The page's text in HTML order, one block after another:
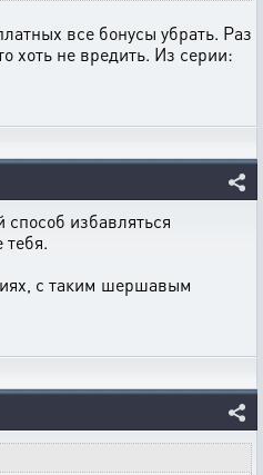
все бонусы убрать. Раз
хоть не вредить. Из серии:
избавляться
тебя.
с таким шершавым